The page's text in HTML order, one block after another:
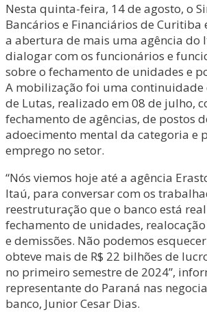
Nesta quinta-feira, 14 de agosto, o
Bancários e Financiários de Curitiba
a abertura de mais uma agência do
dialogar com os funcionários e
sobre o fechamento de unidades e
A mobilização foi uma continuidade
de Lutas, realizado em 08 de julho,
fechamento de agências, de postos
adoecimento mental da categoria e
emprego no setor.
“Nós viemos hoje até a agência
Itaú, para conversar com os
reestruturação que o banco está
fechamento de unidades,
e demissões. Não podemos
obteve mais de R$ 22 bilhões de
no primeiro semestre de 2024”,
representante do Paraná nas
banco, Junior Cesar Dias.